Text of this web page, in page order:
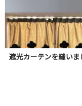
遮光カーテンを縫いま